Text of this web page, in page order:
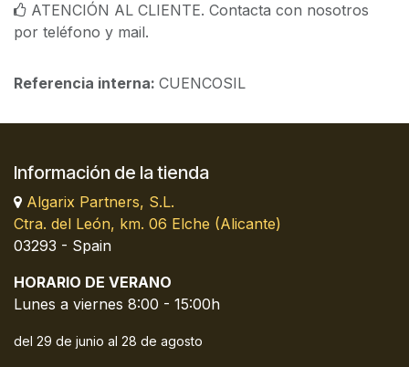
ATENCIÓN AL CLIENTE. Contacta con nosotros
por teléfono y mail.
Referencia interna: CUENCOSIL
Información de la tienda
Algarix Partners, S.L.
Ctra. del León, km. 06 Elche (Alicante)
03293 - Spain
HORARIO DE VERANO
Lunes a viernes 8:00 - 15:00h
del 29 de junio al 28 de agosto